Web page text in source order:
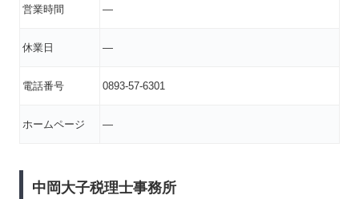
営業時間 ―
休業日 ―
電話番号 0893-57-6301
ホームページ ―
中岡大子税理士事務所